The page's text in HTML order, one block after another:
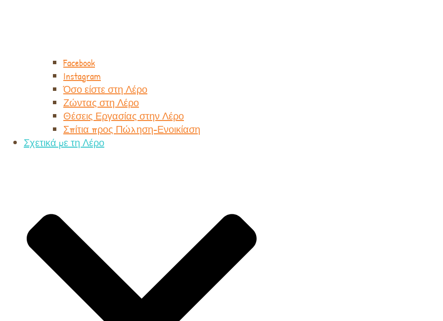
Facebook
Instagram
Όσο είστε στη Λέρο
Ζώντας στη Λέρο
Θέσεις Εργασίας στην Λέρο
Σπίτια προς Πώληση-Ενοικίαση
Σχετικά με τη Λέρο